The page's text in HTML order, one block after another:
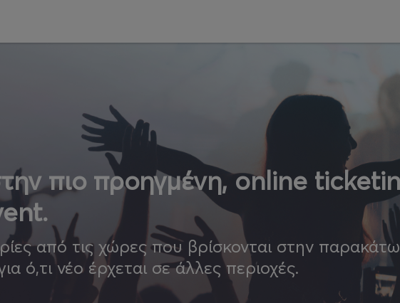
πιο προηγμένη, online
από τις χώρες που βρίσκονται στην παρακάτω
ό,τι νέο έρχεται σε άλλες περιοχές.